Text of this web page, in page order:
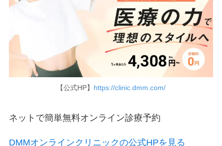
【公式HP】 https://clinic.dmm.com/
ネットで簡単無料オンライン診療予約
DMMオンラインクリニックの公式HPを見る